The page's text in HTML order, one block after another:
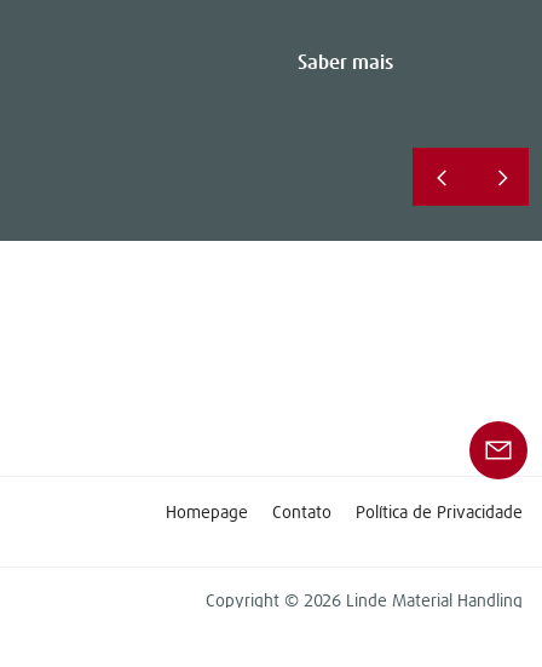
Saber mais
Homepage Contato Política de Privacidade
Copyright © 2026 Linde Material Handling